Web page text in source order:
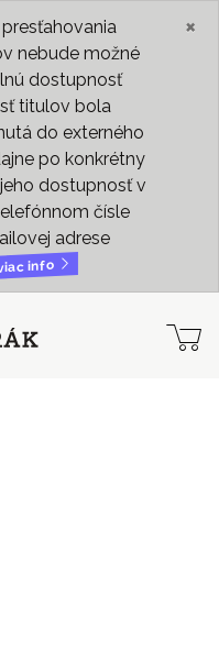
nebude možné
dostupnosť
titulov bola
do externého
po konkrétny
dostupnosť v
čísle
adrese
info
×